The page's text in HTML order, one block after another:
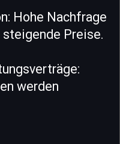
Hohe Nachfrage
Preise.
werden